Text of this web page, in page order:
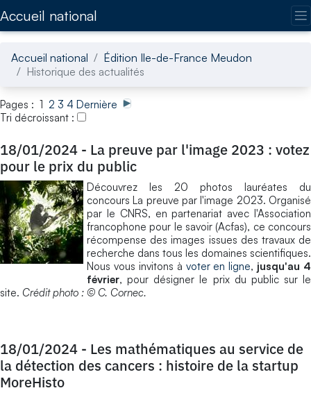
Accueil national
Accueil national
Édition Ile-de-France Meudon
Historique des actualités
Pages : 1 2 3 4 Dernière
Tri décroissant :
18/01/2024 - La preuve par l'image 2023 : votez
pour le prix du public
Découvrez les 20 photos lauréates du
concours La preuve par l'image 2023. Organisé
par le CNRS, en partenariat avec l'Association
francophone pour le savoir (Acfas), ce concours
récompense des images issues des travaux de
recherche dans tous les domaines scientifiques.
Nous vous invitons à voter en ligne, jusqu'au 4
février, pour désigner le prix du public sur le
site. Crédit photo : © C. Cornec.
18/01/2024 - Les mathématiques au service de
la détection des cancers : histoire de la startup
MoreHisto